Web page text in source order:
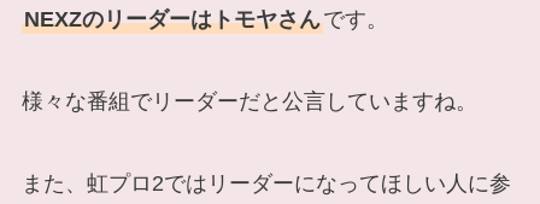
NEXZのリーダーはトモヤさんです。
様々な番組でリーダーだと公言していますね。
また、虹プロ2ではリーダーになってほしい人に参